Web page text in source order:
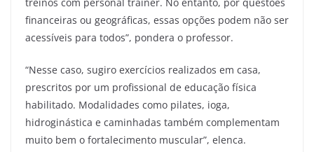
treinos com personal trainer. No entanto, por questões
financeiras ou geográficas, essas opções podem não ser
acessíveis para todos”, pondera o professor.
“Nesse caso, sugiro exercícios realizados em casa,
prescritos por um profissional de educação física
habilitado. Modalidades como pilates, ioga,
hidroginástica e caminhadas também complementam
muito bem o fortalecimento muscular”, elenca.